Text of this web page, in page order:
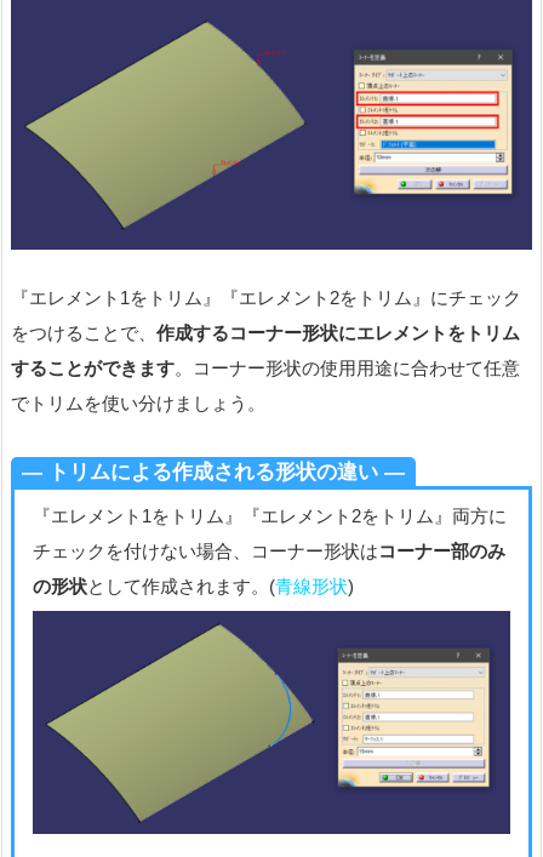
『エレメント1をトリム』『エレメント2をトリム』にチェック
をつけることで、 作成するコーナー形状にエレメントをトリム
することができます。コーナー形状の使用用途に合わせて任意
でトリムを使い分けましょう。
― トリムによる作成される形状の違い ―
『エレメント1をトリム』『エレメント2をトリム』両方に
チェックを付けない場合、コーナー形状はコーナー部のみ
の形状として作成されます。(青線形状)